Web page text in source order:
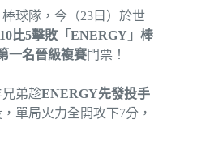
球隊，今（23日）於世
10比5擊敗「ENERGY」棒
一名晉級複賽門票！
弟趁ENERGY先發投手
單局火力全開攻下7分，